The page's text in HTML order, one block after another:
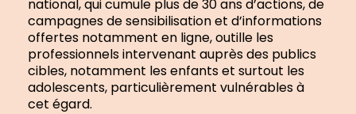
national, qui cumule plus de 30 ans d’actions, de
campagnes de sensibilisation et d’informations
offertes notamment en ligne, outille les
professionnels intervenant auprès des publics
cibles, notamment les enfants et surtout les
adolescents, particulièrement vulnérables à
cet égard.